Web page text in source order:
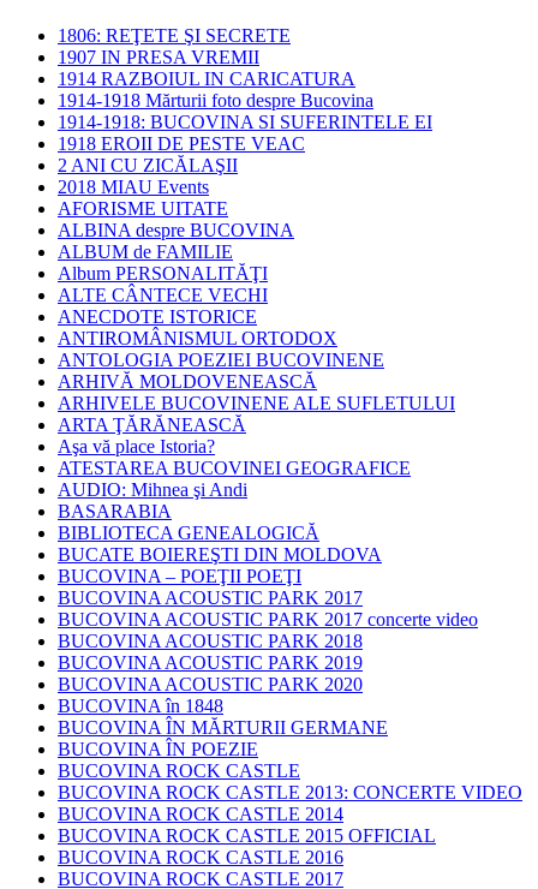
1806: REŢETE ŞI SECRETE
1907 IN PRESA VREMII
1914 RAZBOIUL IN CARICATURA
1914-1918 Mărturii foto despre Bucovina
1914-1918: BUCOVINA SI SUFERINTELE EI
1918 EROII DE PESTE VEAC
2 ANI CU ZICĂLAŞII
2018 MIAU Events
AFORISME UITATE
ALBINA despre BUCOVINA
ALBUM de FAMILIE
Album PERSONALITĂŢI
ALTE CÂNTECE VECHI
ANECDOTE ISTORICE
ANTIROMÂNISMUL ORTODOX
ANTOLOGIA POEZIEI BUCOVINENE
ARHIVĂ MOLDOVENEASCĂ
ARHIVELE BUCOVINENE ALE SUFLETULUI
ARTA ŢĂRĂNEASCĂ
Aşa vă place Istoria?
ATESTAREA BUCOVINEI GEOGRAFICE
AUDIO: Mihnea şi Andi
BASARABIA
BIBLIOTECA GENEALOGICĂ
BUCATE BOIEREŞTI DIN MOLDOVA
BUCOVINA – POEŢII POEŢI
BUCOVINA ACOUSTIC PARK 2017
BUCOVINA ACOUSTIC PARK 2017 concerte video
BUCOVINA ACOUSTIC PARK 2018
BUCOVINA ACOUSTIC PARK 2019
BUCOVINA ACOUSTIC PARK 2020
BUCOVINA în 1848
BUCOVINA ÎN MĂRTURII GERMANE
BUCOVINA ÎN POEZIE
BUCOVINA ROCK CASTLE
BUCOVINA ROCK CASTLE 2013: CONCERTE VIDEO
BUCOVINA ROCK CASTLE 2014
BUCOVINA ROCK CASTLE 2015 OFFICIAL
BUCOVINA ROCK CASTLE 2016
BUCOVINA ROCK CASTLE 2017